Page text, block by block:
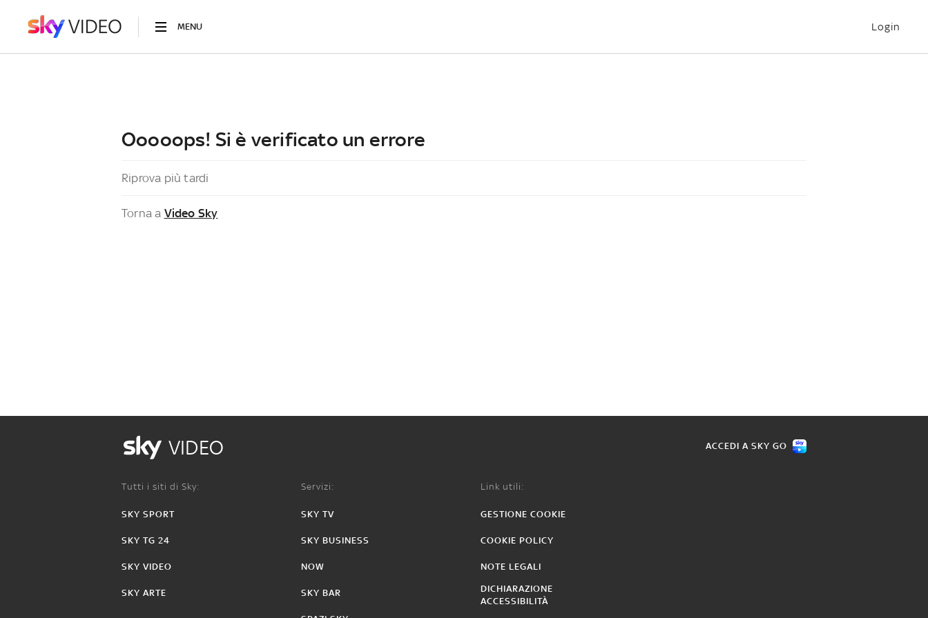
MENU Login
Ooooops! Si è verificato un errore
Riprova più tardi
Torna a Video Sky
VIDEO ACCEDI A SKY GO
Tutti i siti di Sky:
SKY SPORT
SKY TG 24
SKY VIDEO
SKY ARTE
Servizi:
SKY TV
SKY BUSINESS
NOW
SKY BAR
Link utili:
GESTIONE COOKIE
COOKIE POLICY
NOTE LEGALI
DICHIARAZIONE
ACCESSIBILITÀ